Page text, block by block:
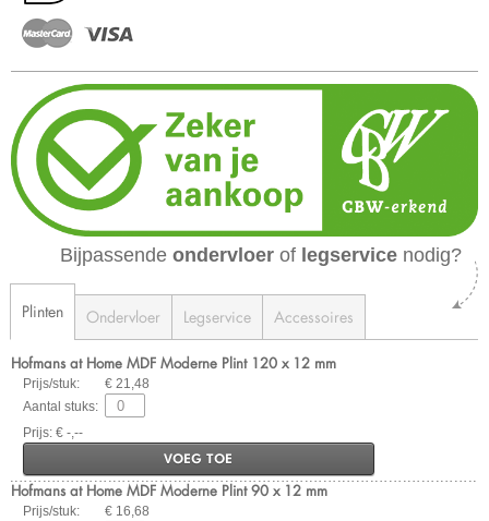
Bijpassende ondervloer of legservice nodig?
Plinten Ondervloer Legservice Accessoires
Hofmans at Home MDF Moderne Plint 120 x 12 mm
Prijs/stuk:
€ 21,48
Aantal stuks:
Prijs: € -,--
VOEG TOE
Hofmans at Home MDF Moderne Plint 90 x 12 mm
Prijs/stuk:
€ 16,68